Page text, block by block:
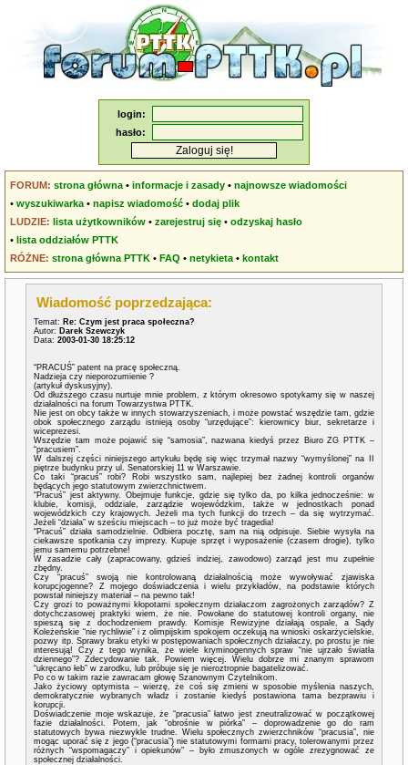
login:
hasło:
FORUM: strona główna •informacje i zasady •najnowsze wiadomości
•wyszukiwarka •napisz wiadomość •dodaj plik
LUDZIE: lista użytkowników •zarejestruj się •odzyskaj hasło
•lista oddziałów PTTK
RÓŻNE: strona główna PTTK •FAQ •netykieta •kontakt
Wiadomość poprzedzająca:
Temat: Re: Czym jest praca społeczna?
Autor: Darek Szewczyk
Data:2003-01-30 18:25:12
“PRACUŚ” patent na pracę społeczną.
Nadzieja czy nieporozumienie ?
(artykuł dyskusyjny).
Od dłuższego czasu nurtuje mnie problem, z którym okresowo spotykamy się w naszej
działalności na forum Towarzystwa PTTK.
Nie jest on obcy także w innych stowarzyszeniach, i może powstać wszędzie tam, gdzie
obok społecznego zarządu istnieją osoby “urzędujące”: kierownicy biur, sekretarze i
wiceprezesi.
Wszędzie tam może pojawić się “samosia”, nazwana kiedyś przez Biuro ZG PTTK –
“pracusiem”.
W dalszej części niniejszego artykułu będę się więc trzymał nazwy “wymyślonej” na II
piętrze budynku przy ul. Senatorskiej 11 w Warszawie.
Co taki “pracuś” robi? Robi wszystko sam, najlepiej bez żadnej kontroli organów
będących jego statutowym zwierzchnictwem.
“Pracuś” jest aktywny. Obejmuje funkcje, gdzie się tylko da, po kilka jednocześnie: w
klubie, komisji, oddziale, zarządzie wojewódzkim, także w jednostkach ponad
wojewódzkich czy krajowych. Jeżeli ma tych funkcji do trzech – da się wytrzymać.
Jeżeli “działa” w sześciu miejscach – to już może być tragedia!
“Pracuś” działa samodzielnie. Odbiera pocztę, sam na nią odpisuje. Siebie wysyła na
ciekawsze spotkania czy imprezy. Kupuje sprzęt i wyposażenie (czasem drogie), tylko
jemu samemu potrzebne!
W zasadzie cały (zapracowany, gdzieś indziej, zawodowo) zarząd jest mu zupełnie
zbędny.
Czy “pracuś” swoją nie kontrolowaną działalnością może wywoływać zjawiska
korupcjogenne? Z mojego doświadczenia i wielu przykładów, na podstawie których
powstał niniejszy materiał – na pewno tak!
Czy grozi to poważnymi kłopotami społecznym działaczom zagrożonych zarządów? Z
dotychczasowej praktyki wiem, że nie. Powołane do statutowej kontroli organy, nie
spieszą się z dochodzeniem prawdy. Komisje Rewizyjne działają ospale, a Sądy
Koleżeńskie “nie rychliwie” i z olimpijskim spokojem oczekują na wnioski oskarżycielskie,
pozwy itp. Sprawy braku etyki w postępowaniach społecznych działaczy, po prostu je nie
interesują! Czy z tego wynika, że wiele kryminogennych spraw “nie ujrzało światła
dziennego”? Zdecydowanie tak. Powiem więcej. Wielu dobrze mi znanym sprawom
“ukręcano łeb” w zarodku, lub próbuje się je nieroztropnie bagatelizować.
Po co w takim razie zawracam głowę Szanownym Czytelnikom.
Jako życiowy optymista – wierzę, że coś się zmieni w sposobie myślenia naszych,
demokratycznie wybranych władz i zostanie kiedyś postawiona tama bezprawiu i
korupcji.
Doświadczenie moje wskazuje, że “pracusia” łatwo jest zneutralizować w początkowej
fazie działalności. Potem, jak “obrośnie w piórka” – doprowadzenie go do ram
statutowych bywa niezwykle trudne. Wielu społecznych zwierzchników “pracusia”, nie
mogąc uporać się z jego (“pracusia”) nie statutowymi formami pracy, tolerowanymi przez
różnych “wspomagaczy” i opiekunów” – było zmuszonych w ogóle zrezygnować ze
społecznej działalności.